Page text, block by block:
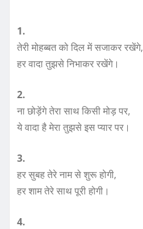
1.
तेरी मोहब्बत को दिल में सजाकर रखेंगे,
हर वादा तुझसे निभाकर रखेंगे।
2.
ना छोड़ेंगे तेरा साथ किसी मोड़ पर,
ये वादा है मेरा तुझसे इस प्यार पर।
3.
हर सुबह तेरे नाम से शुरू होगी,
हर शाम तेरे साथ पूरी होगी।
4.